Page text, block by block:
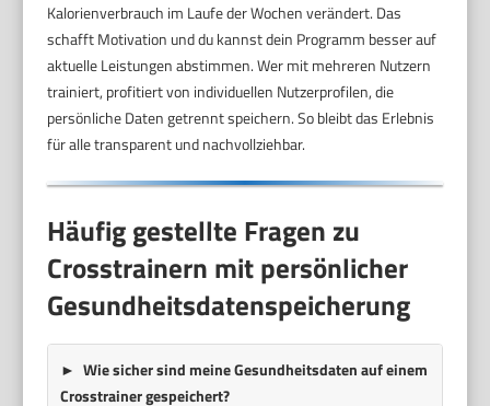
Kalorienverbrauch im Laufe der Wochen verändert. Das
schafft Motivation und du kannst dein Programm besser auf
aktuelle Leistungen abstimmen. Wer mit mehreren Nutzern
trainiert, profitiert von individuellen Nutzerprofilen, die
persönliche Daten getrennt speichern. So bleibt das Erlebnis
für alle transparent und nachvollziehbar.
Häufig gestellte Fragen zu
Crosstrainern mit persönlicher
Gesundheitsdatenspeicherung
Wie sicher sind meine Gesundheitsdaten auf einem
Crosstrainer gespeichert?